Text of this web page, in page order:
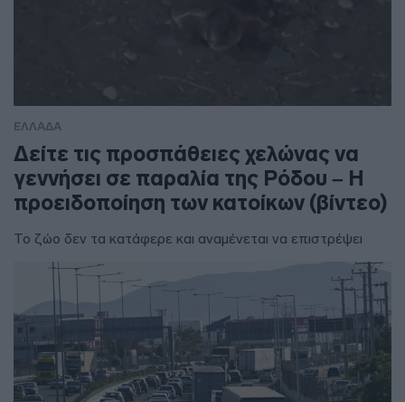
ΕΛΛΑΔΑ
Δείτε τις προσπάθειες χελώνας να
γεννήσει σε παραλία της Ρόδου – Η
προειδοποίηση των κατοίκων (βίντεο)
Το ζώο δεν τα κατάφερε και αναμένεται να επιστρέψει